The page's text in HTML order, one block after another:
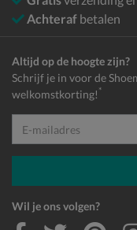
Achteraf betalen
Altijd op de hoogte zijn?
Schrijf je in voor de
welkomstkorting! *
E-mailadres
Wil je ons volgen?